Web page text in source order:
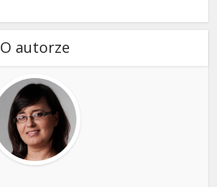
O autorze